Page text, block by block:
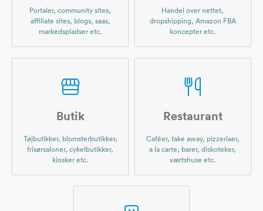
Portaler, community sites,
affiliate sites, blogs, saas,
markedspladser etc.
Handel over nettet,
dropshipping, Amazon FBA
koncepter etc.
Butik
Tøjbutikker, blomsterbutikker,
frisørsaloner, cykelbutikker,
kiosker etc.
Restaurant
Caféer, take away, pizzeriaer,
a la carte, barer, diskoteker,
værtshuse etc.